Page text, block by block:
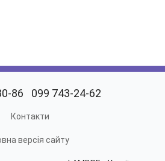
86 099 743-24-62
Контакти
версія сайту